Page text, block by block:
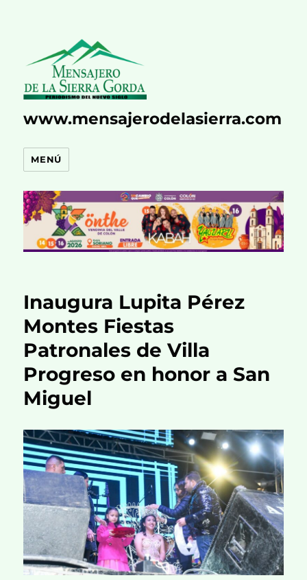
www.mensajerodelasierra.com
MENÚ
Inaugura Lupita Pérez
Montes Fiestas
Patronales de Villa
Progreso en honor a San
Miguel